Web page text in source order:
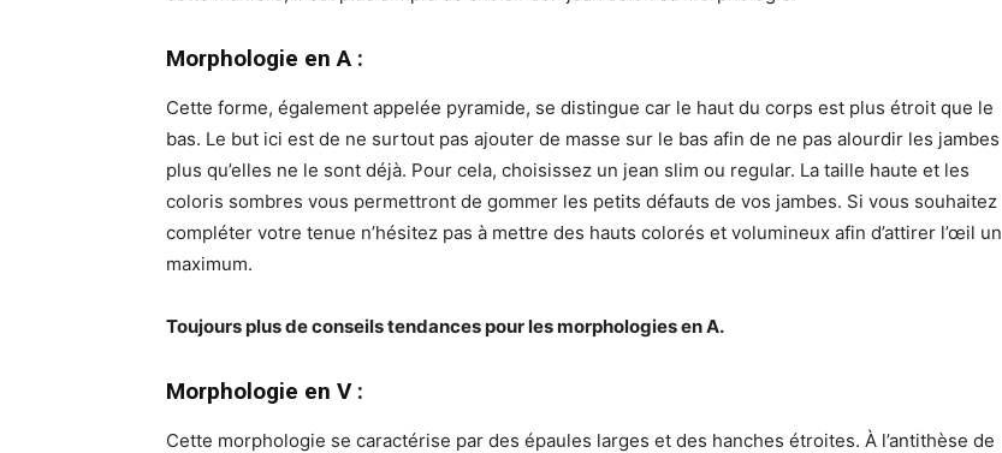
Morphologie en A :
Cette forme, également appelée pyramide, se distingue car le haut du corps est plus étroit que le
bas. Le but ici est de ne surtout pas ajouter de masse sur le bas afin de ne pas alourdir les jambes
plus qu’elles ne le sont déjà. Pour cela, choisissez un jean slim ou regular. La taille haute et les
coloris sombres vous permettront de gommer les petits défauts de vos jambes. Si vous souhaitez
compléter votre tenue n’hésitez pas à mettre des hauts colorés et volumineux afin d’attirer l’œil un
maximum.
Toujours plus de conseils tendances pour les morphologies en A.
Morphologie en V :
Cette morphologie se caractérise par des épaules larges et des hanches étroites. À l’antithèse de